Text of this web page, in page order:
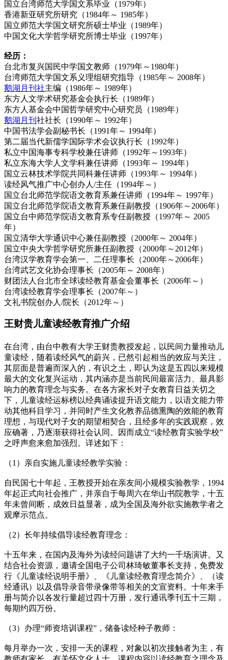
国立台湾师范大学国文系毕业（1979年）
香港新亚研究所研究（1984年～ 1985年）
国立师范大学国文研究所硕士毕业（1989年）
中国文化大学哲学研究所博士毕业（1997年）
经历：
台北市复兴国民中学国文教师（1979年～1980年）
台湾师范大学国文系义理组研究指导（1985年～ 2008年）
鹅湖月刊社主编（1986年～ 1989年）
东方人文学术研究基金会执行长（1989年）
东方人基金会中国哲学研究中心研究员（1989年）
鹅湖月刊 社社长（1990年～ 1992年）
中国书法学会副秘书长（1991年～ 1994年）
第二届当代新儒学国际学术会议执行长（1992年）
私立中国海事专科学校兼任讲师（1992年～1993年）
私立东海大学人文学科兼任讲师（1993年～ 1994年）
国立云林技术学院共同科兼任讲师（1993年～ 1994年）
读经风气推广中心创办人/主任（1994年～）
国立台北师范学院语文教育系兼任讲师（1994年～ 1997年）
国立台北师范学院语文教育系兼任副教授（1906年～2006年）
国立台中师范学院语文教育系专任副教授（1997年～ 2005
年）
国立清华大学通识中心兼任副教授（2000年～ 2004年）
国立中央大学哲学研究所兼任副教授（2000年～2012年）
台湾汉学教育学会第一、二任理事长（2000年～2006年）
台湾武艺文化协会理事长（2005年～ 2008年）
财团法人台北市全球读经教育基金会董事长（2006年～）
台湾读经教育学会理事长（2007年～）
文礼书院创办人/院长（2012年～）
王财贵儿童读经教育推广介绍
在台湾，由台中教有大学王财贵教授发起，以民间力量推动儿
童读经，随着读经风气的蔚兴，已然引起相当的效应与关注，
其层面是普遍而深入的，有识之土，即认为这是五四以来规模
最大的文化复兴运动，其内涵亦是当前民间最富活力、最具影
响力的教育理念与实务。在各方家长对子女教育日益关切之
下，儿童读经运标榜以经典诵读提升语文能力，以语文能力带
动其他科目学习，并同时产生文化教养品德熏陶的效能的教育
理想，与现代对子女的期望相契合，且经多年的实践观察，效
应确著，乃逐渐获得社会认同。因而成立“读经教育实验学校”
之呼声愈来愈加强烈。详述如下：
（1）亲自实施儿童读经教学实验：
自民国七十年起，王教授开始在亲友间小规模实验教学，1994
年起正式向社会推广，并亲自于每周六在华山书院教学，十五
年未曾间断，成效日益显著，成为全国及海外欲实施教学者之
观摩示范点。
（2）长年持续倡导读经教育理念：
十五年来，在国内及海外为读经问题讲了大约一千场演讲。又
结合社会资源，邀请全国电子公司林琦敏董事长支持，免费发
行《儿童读经说明手册》、《儿童读经教育理念简介》、（读
经通讯）以及倡导录音带录像带等相关的文宣资料。十年来手
册与简介以各发行量超过四十万册，发行通讯季刊五十三期，
每期约四万份。
（3）办理“师资培训课程”，储备读经种子教师：
每月举办一次，安排一天的课程，对象以初次接触者为主，有